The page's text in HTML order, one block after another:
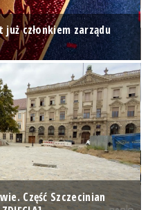
członkiem zarządu
Część Szczecinian